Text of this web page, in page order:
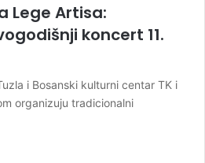
Lege Artisa:
koncert 11.
i Bosanski kulturni centar TK i
organizuju tradicionalni